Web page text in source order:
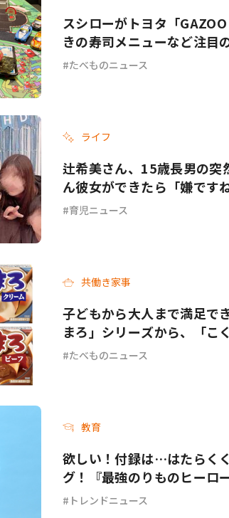
スシローがトヨタ「
きの寿司メニューなど注目
たべものニュース
ライフ
辻希美さん、15歳長男の突
ん彼女ができたら「嫌です
育児ニュース
共働き家事
子どもから大人まで満足で
まろ」シリーズから、「こ
ーフ＞が新発売
たべものニュース
教育
欲しい！付録は…はたらく
グ！『最強のりものヒーロ
トレンドニュース